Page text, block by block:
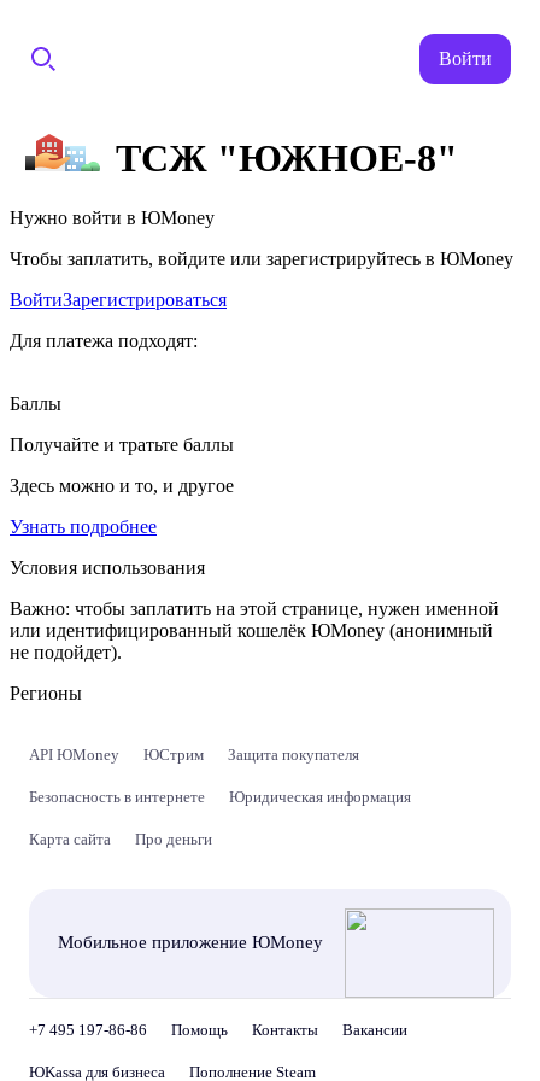
Войти
ТСЖ "ЮЖНОЕ-8"
Нужно войти в ЮMoney
Чтобы заплатить, войдите или зарегистрируйтесь в ЮMoney
ВойтиЗарегистрироваться
Для платежа подходят:
Баллы
Получайте и тратьте баллы
Здесь можно и то, и другое
Узнать подробнее
Условия использования
Важно: чтобы заплатить на этой странице, нужен именной
или идентифицированный кошелёк ЮMoney (анонимный
не подойдет).
Регионы
API ЮMoney ЮСтрим Защита покупателя
Безопасность в интернете Юридическая информация
Карта сайта Про деньги
Мобильное приложение ЮMoney
+7 495 197-86-86 Помощь Контакты Вакансии
ЮKassa для бизнеса Пополнение Steam